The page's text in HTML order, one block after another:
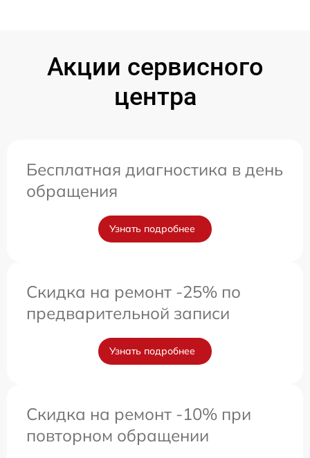
Акции сервисного
центра
Бесплатная диагностика в день
обращения
Узнать подробнее
Скидка на ремонт -25% по
предварительной записи
Узнать подробнее
Скидка на ремонт -10% при
повторном обращении